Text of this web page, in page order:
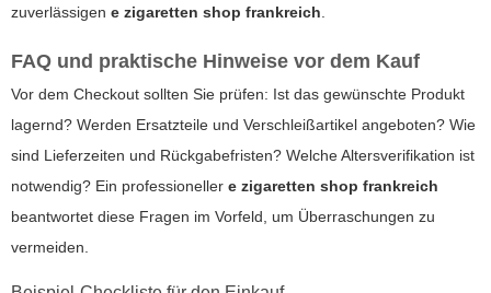
zuverlässigen e zigaretten shop frankreich
FAQ und praktische Hinweise vor dem Kauf
Vor dem Checkout sollten Sie prüfen: Ist das gewünschte Produkt
lagernd? Werden Ersatzteile und Verschleißartikel angeboten? Wie
sind Lieferzeiten und Rückgabefristen? Welche Altersverifikation ist
notwendig? Ein professioneller e zigaretten shop frankreich
beantwortet diese Fragen im Vorfeld, um Überraschungen zu
vermeiden.